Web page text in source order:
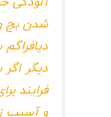
شدن بچ
دیگر اگر
فرایند
و آسیب